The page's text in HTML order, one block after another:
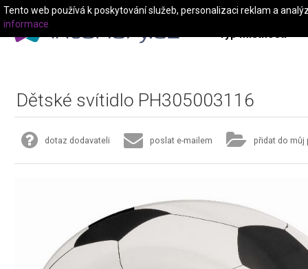
Typ místnosti
Dětské svítidlo PH305003116
dotaz dodavateli poslat e-mailem přidat do můj
Tento web používá k poskytování služeb, personalizaci reklam a
informace